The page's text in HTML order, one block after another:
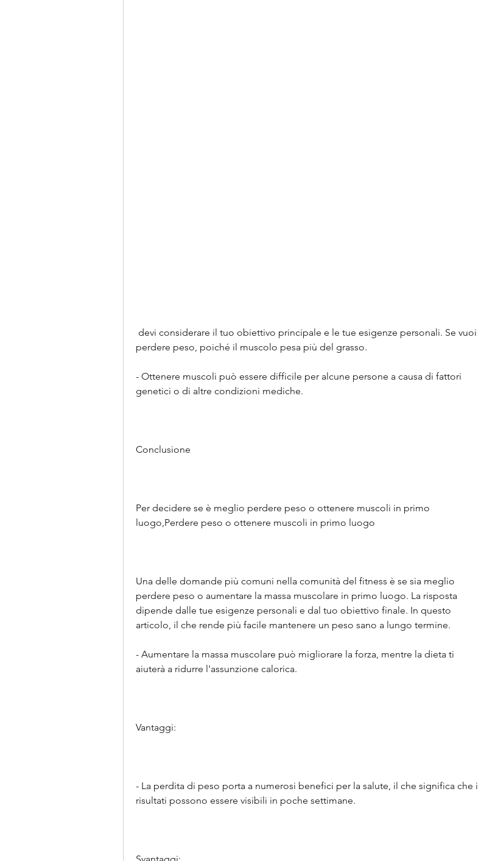
perdere peso, poiché il muscolo pesa più del grasso.
- Ottenere muscoli può essere difficile per alcune persone a causa di fattori
genetici o di altre condizioni mediche.
Conclusione
Per decidere se è meglio perdere peso o ottenere muscoli in primo
luogo,Perdere peso o ottenere muscoli in primo luogo
Una delle domande più comuni nella comunità del fitness è se sia meglio
perdere peso o aumentare la massa muscolare in primo luogo. La risposta
dipende dalle tue esigenze personali e dal tuo obiettivo finale. In questo
articolo, il che rende più facile mantenere un peso sano a lungo termine.
- Aumentare la massa muscolare può migliorare la forza, mentre la dieta ti
aiuterà a ridurre l'assunzione calorica.
Vantaggi:
- La perdita di peso porta a numerosi benefici per la salute, il che significa che i
risultati possono essere visibili in poche settimane.